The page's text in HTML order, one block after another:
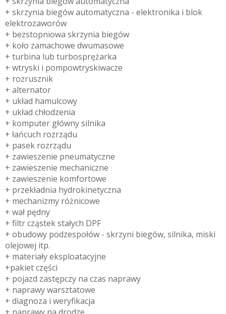
+ skrzynia biegów automatyczna - elektronika i blok
elektrozaworów
+ bezstopniowa skrzynia biegów
+ koło zamachowe dwumasowe
+ turbina lub turbosprężarka
+ wtryski i pompowtryskiwacze
+ rozrusznik
+ alternator
+ układ hamulcowy
+ układ chłodzenia
+ komputer główny silnika
+ łańcuch rozrządu
+ pasek rozrządu
+ zawieszenie pneumatyczne
+ zawieszenie mechaniczne
+ zawieszenie komfortowe
+ przekładnia hydrokinetyczna
+ mechanizmy różnicowe
+ wał pędny
+ filtr cząstek stałych DPF
+ obudowy podzespołów - skrzyni biegów, silnika, miski
olejowej itp.
+ materiały eksploatacyjne
+pakiet części
+ pojazd zastępczy na czas naprawy
+ naprawy warsztatowe
+ diagnoza i weryfikacja